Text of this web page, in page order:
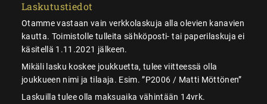
Laskutustiedot
Otamme vastaan vain verkkolaskuja alla olevien kanavien
kautta. Toimistolle tulleita sähköposti- tai paperilaskuja ei
käsitellä 1.11.2021 jälkeen.
Mikäli lasku koskee joukkuetta, tulee viitteessä olla
joukkueen nimi ja tilaaja. Esim. ”P2006 / Matti Möttönen”
Laskuilla tulee olla maksuaika vähintään 14vrk.